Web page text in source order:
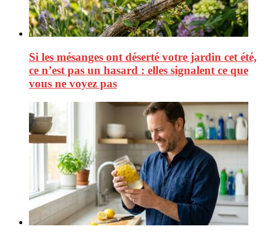
Si les mésanges ont déserté votre jardin cet été,
ce n’est pas un hasard : elles signalent ce que
vous ne voyez pas